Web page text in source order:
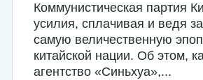
Коммунистическая партия
усилия, сплачивая и ведя
самую величественную
китайской нации. Об этом,
агентство «Синьхуа»,...